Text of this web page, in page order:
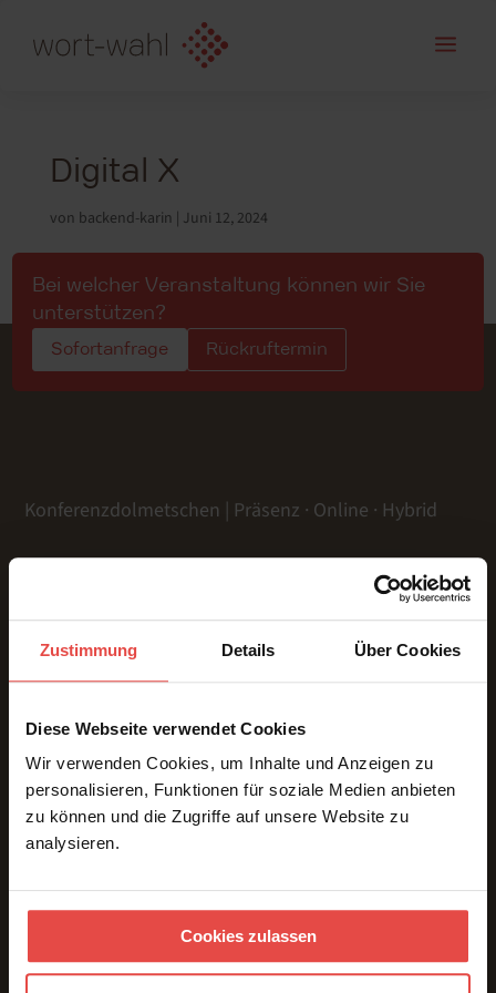
Zustimmung Details Über Cookies
Diese Webseite verwendet Cookies
Wir verwenden Cookies, um Inhalte und Anzeigen zu
personalisieren, Funktionen für soziale Medien anbieten
zu können und die Zugriffe auf unsere Website zu
analysieren.
Cookies zulassen
a
Digital X
von backend-karin Juni 12, 2024
Bei welcher Veranstaltung können wir Sie
unterstützen?
Sofortanfrage Rückruftermin
Konferenzdolmetschen | Präsenz · Online · Hybrid
LEISTUNGEN
Präsenz
Hybrid
Dolmetschtechnik
Übersetzungen
Voice Over
ÜBER UNS & REFERENZEN
Referenzen
Kundenstimmen